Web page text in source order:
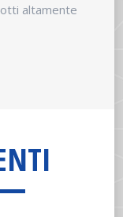
altamente